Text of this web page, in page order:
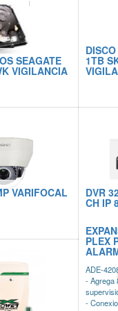
•
•
• Ideal
barrera
SEAGATE
VIGILANCIA
1TB
VARIFOCAL DVR
CH IP
PLEX
ADE-
- Agrega
-